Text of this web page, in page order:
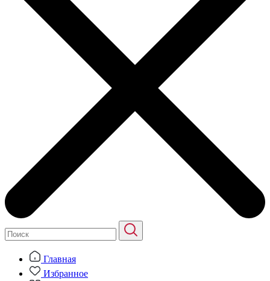
Главная
Избранное